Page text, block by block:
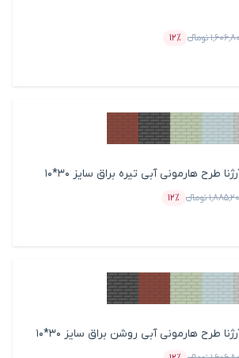
تومانء ۱۲٪
درصد تخفیف
طرح هارمونی آبی تیره براق سایز 30*10
تومانء ۱۲٪
درصد تخفیف
طرح هارمونی آبی روشن براق سایز 30*10